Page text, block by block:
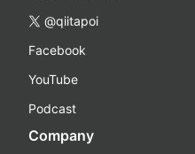
@qiitapoi
Facebook
YouTube
Podcast
Company